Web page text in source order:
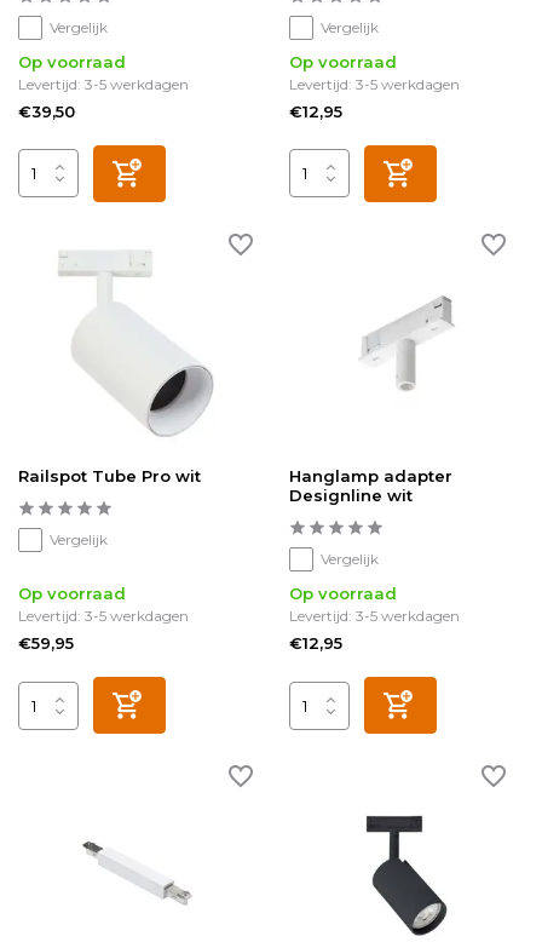
Vergelijk
Op voorraad
Levertijd: 3-5 werkdagen
€39,50
Vergelijk
Op voorraad
Levertijd: 3-5 werkdagen
€12,95
Railspot Tube Pro wit
Vergelijk
Op voorraad
Levertijd: 3-5 werkdagen
€59,95
Hanglamp adapter
Designline wit
Vergelijk
Op voorraad
Levertijd: 3-5 werkdagen
€12,95